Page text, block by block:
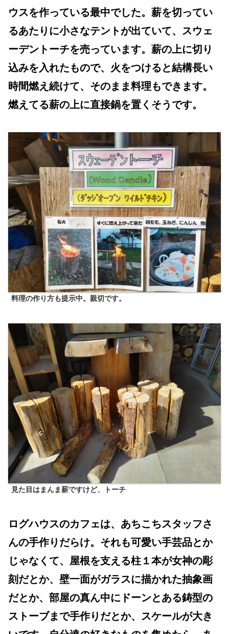
ウスを作っている最中でした。薪を切ってい
るあたりに小さなテントが出ていて、スウェ
ーデントーチを売っています。薪の上に切り
込みを入れたもので、火をつけると結構長い
時間燃え続けて、そのまま料理もできます。
燃えてる薪の上に直接鍋を置くそうです。
料理の作り方も提示中。親切です。
見た目はまんま薪ですけど、トーチ
ログハウスのカフェは、あちこちスタッフさ
んの手作りだらけ。それも可愛い手芸品とか
じゃなくて、屋根を支える柱１本が女神の彫
刻だとか、壁一面がガラスに描かれた抽象画
だとか、部屋の真ん中にドーンとある鋳型の
ストーブまで手作りだとか、スケールが大き